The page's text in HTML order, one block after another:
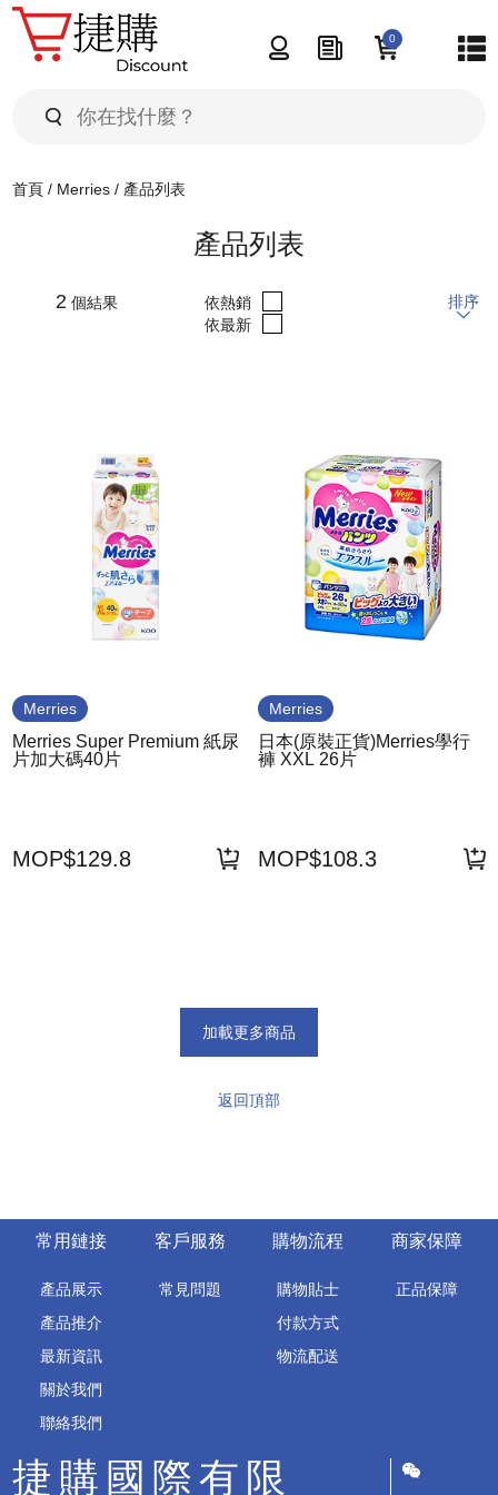
產品展示
品牌選擇
熱門推介
聯絡我們
0
首頁 / Merries / 產品列表
產品列表
2 個結果
依熱銷
依最新
排序
Merries
Merries Super Premium 紙尿
片加大碼40片
MOP$129.8
Merries
日本(原裝正貨)Merries學行
褲 XXL 26片
MOP$108.3
加載更多商品
返回頂部
常用鏈接
產品展示
產品推介
最新資訊
關於我們
聯絡我們
客戶服務
常見問題
購物流程
購物貼士
付款方式
物流配送
商家保障
正品保障
捷購國際有限